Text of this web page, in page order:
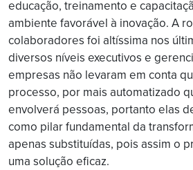
educação, treinamento e
ambiente favorável à inovação. A
colaboradores foi altíssima nos
diversos níveis executivos e
empresas não levaram em conta
processo, por mais automatizado
envolverá pessoas, portanto elas
como pilar fundamental da
apenas substituídas, pois assim o
uma solução eficaz.